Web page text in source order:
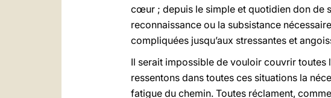
cœur ; depuis le simple et quotidien don de
reconnaissance ou la subsistance
compliquées jusqu’aux stressantes et
Il serait impossible de vouloir couvrir toutes
ressentons dans toutes ces situations la
fatigue du chemin. Toutes réclament,